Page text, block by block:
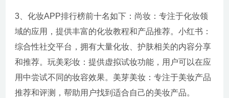
3、化妆APP排行榜前十名如下：尚妆：专注于化妆领
域的应用，提供丰富的化妆教程和产品推荐。小红书：
综合性社交平台，拥有大量化妆、护肤相关的内容分享
和推荐。玩美彩妆：提供虚拟试妆功能，用户可以在应
用中尝试不同的妆容效果。美芽美妆：专注于美妆产品
推荐和评测，帮助用户找到适合自己的美妆产品。